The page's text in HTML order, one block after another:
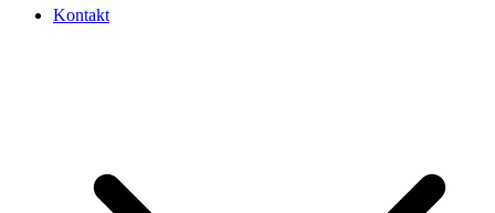
Kontakt